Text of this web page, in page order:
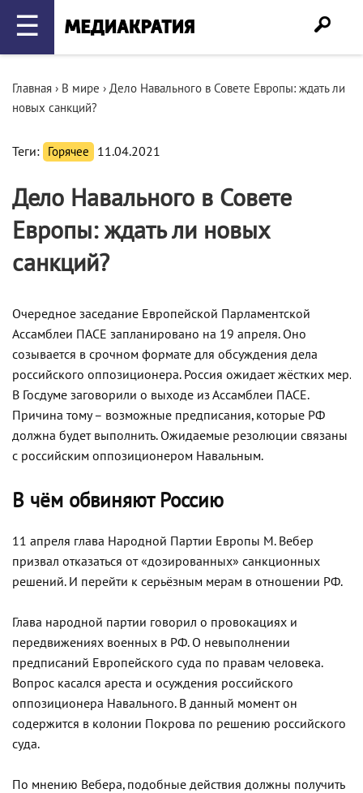
☰
Главная › В мире › Дело Навального в Совете Европы: ждать ли
новых санкций?
Теги: Горячее 11.04.2021
Дело Навального в Совете
Европы: ждать ли новых
санкций?
Очередное заседание Европейской Парламентской
Ассамблеи ПАСЕ запланировано на 19 апреля. Оно
созывается в срочном формате для обсуждения дела
российского оппозиционера. Россия ожидает жёстких мер.
В Госдуме заговорили о выходе из Ассамблеи ПАСЕ.
Причина тому – возможные предписания, которые РФ
должна будет выполнить. Ожидаемые резолюции связаны
с российским оппозиционером Навальным.
В чём обвиняют Россию
11 апреля глава Народной Партии Европы М. Вебер
призвал отказаться от «дозированных» санкционных
решений. И перейти к серьёзным мерам в отношении РФ.
Глава народной партии говорил о провокациях и
передвижениях военных в РФ. О невыполнении
предписаний Европейского суда по правам человека.
Вопрос касался ареста и осуждения российского
оппозиционера Навального. В данный момент он
содержится в колонии Покрова по решению российского
суда.
По мнению Вебера, подобные действия должны получить